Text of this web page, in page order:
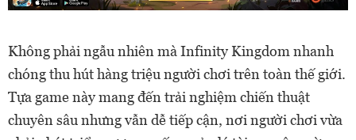
Không phải ngẫu nhiên mà Infinity Kingdom nhanh
chóng thu hút hàng triệu người chơi trên toàn thế giới.
Tựa game này mang đến trải nghiệm chiến thuật
chuyên sâu nhưng vẫn dễ tiếp cận, nơi người chơi vừa